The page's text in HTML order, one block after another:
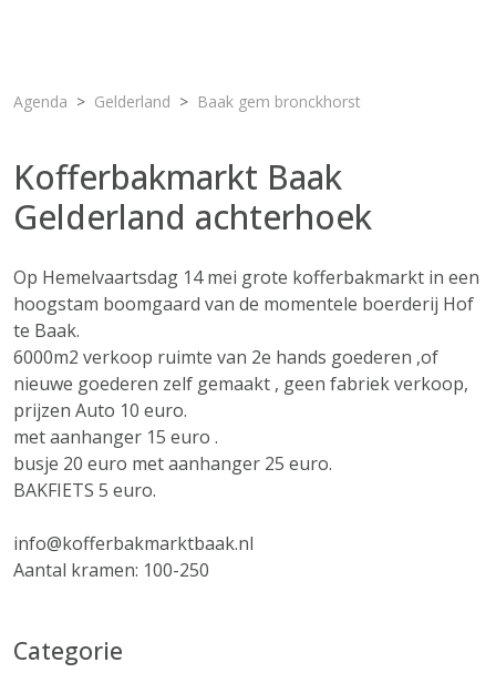
Agenda Gelderland Baak gem bronckhorst
Kofferbakmarkt Baak
Gelderland achterhoek
Op Hemelvaartsdag 14 mei grote kofferbakmarkt in een
hoogstam boomgaard van de momentele boerderij Hof
te Baak.
6000m2 verkoop ruimte van 2e hands goederen ,of
nieuwe goederen zelf gemaakt , geen fabriek verkoop,
prijzen Auto 10 euro.
met aanhanger 15 euro .
busje 20 euro met aanhanger 25 euro.
BAKFIETS 5 euro.
info@kofferbakmarktbaak.nl
Aantal kramen: 100-250
Categorie